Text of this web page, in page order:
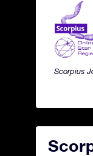
Scorpius